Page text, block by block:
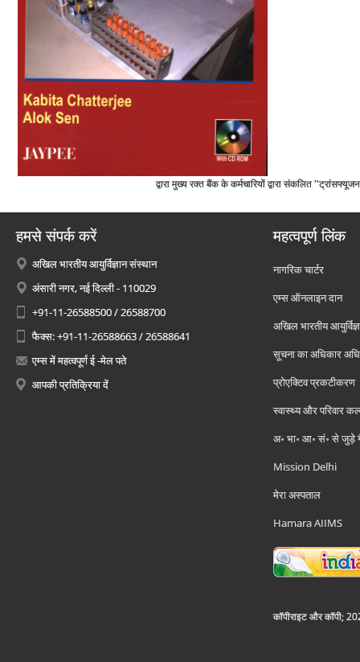
द्वारा मुख्‍य रक्‍त बैंक के कर्मचारियों द्वारा संकलित
हमसे संपर्क करें
अखिल भारतीय आयुर्विज्ञान संस्थान
अंसारी नगर, नई दिल्ली - 110029
+91-11-26588500 / 26588700
फैक्स: +91-11-26588663 / 26588641
एम्स में महत्वपूर्ण ई -मेल पते
आपकी प्रतिक्रिया दें
महत्वपूर्ण लिंक
नागरिक चार्टर
एम्स ऑनलाइन दान
अखिल भारतीय
सूचना का अधिकार
प्रोएक्टिव प्रकटीकरण
स्वास्थ्य और परिवार
अ॰ भा॰ आ॰ सं॰ से जुड़े
Mission Delhi
मेरा अस्पताल
Hamara AIIMS
कॉपीराइट और कॉपी;